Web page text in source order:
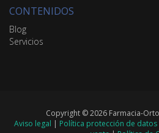
CONTENIDOS
Blog
Servicios
Copyright © 2026 Farmacia-
Aviso legal | Política protección de